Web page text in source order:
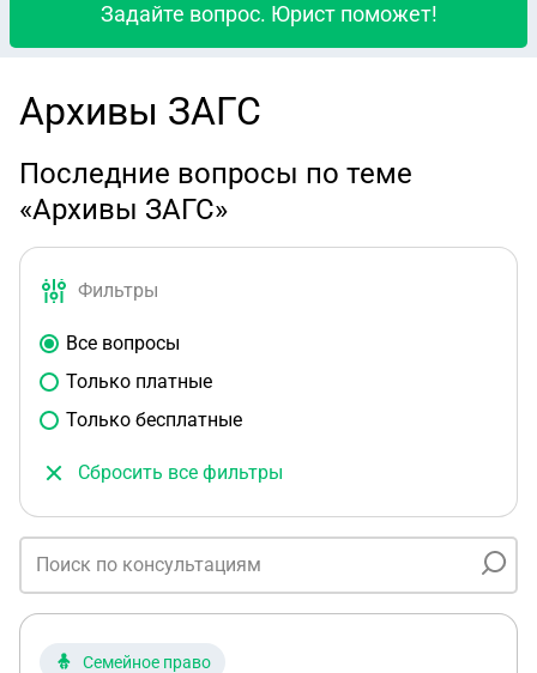
Задайте вопрос. Юрист поможет!
Архивы ЗАГС
Последние вопросы по теме
«Архивы ЗАГС»
Фильтры
Все вопросы
Только платные
Только бесплатные
Сбросить все фильтры
Семейное право